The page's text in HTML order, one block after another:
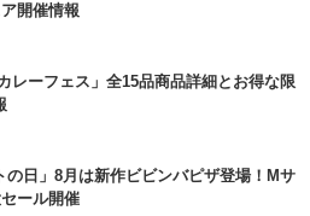
開催情報
レーフェス」全15品商品詳細とお得な限
の日」8月は新作ビビンバピザ登場！Mサ
ール開催